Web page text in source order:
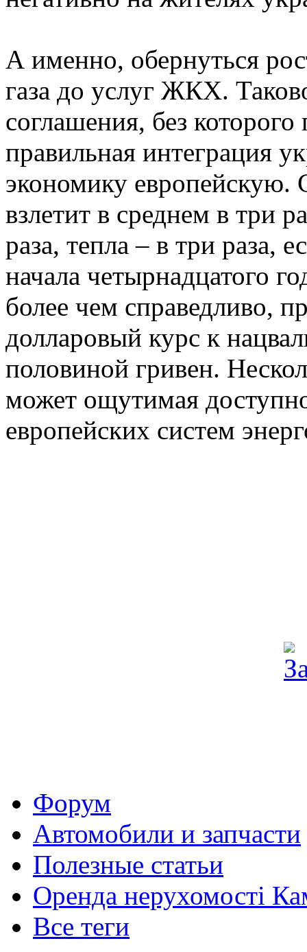
А именно, обернуться
газа до услуг ЖКХ.
соглашения, без
правильная интеграция
экономику европейскую.
взлетит в среднем в три
раза, тепла – в три раза,
начала четырнадцатого
более чем справедливо,
долларовый курс к
половиной гривен.
может ощутимая
европейских систем
Форум
Автомобили и запчасти
Полезные статьи
Оренда нерухомості
Все теги